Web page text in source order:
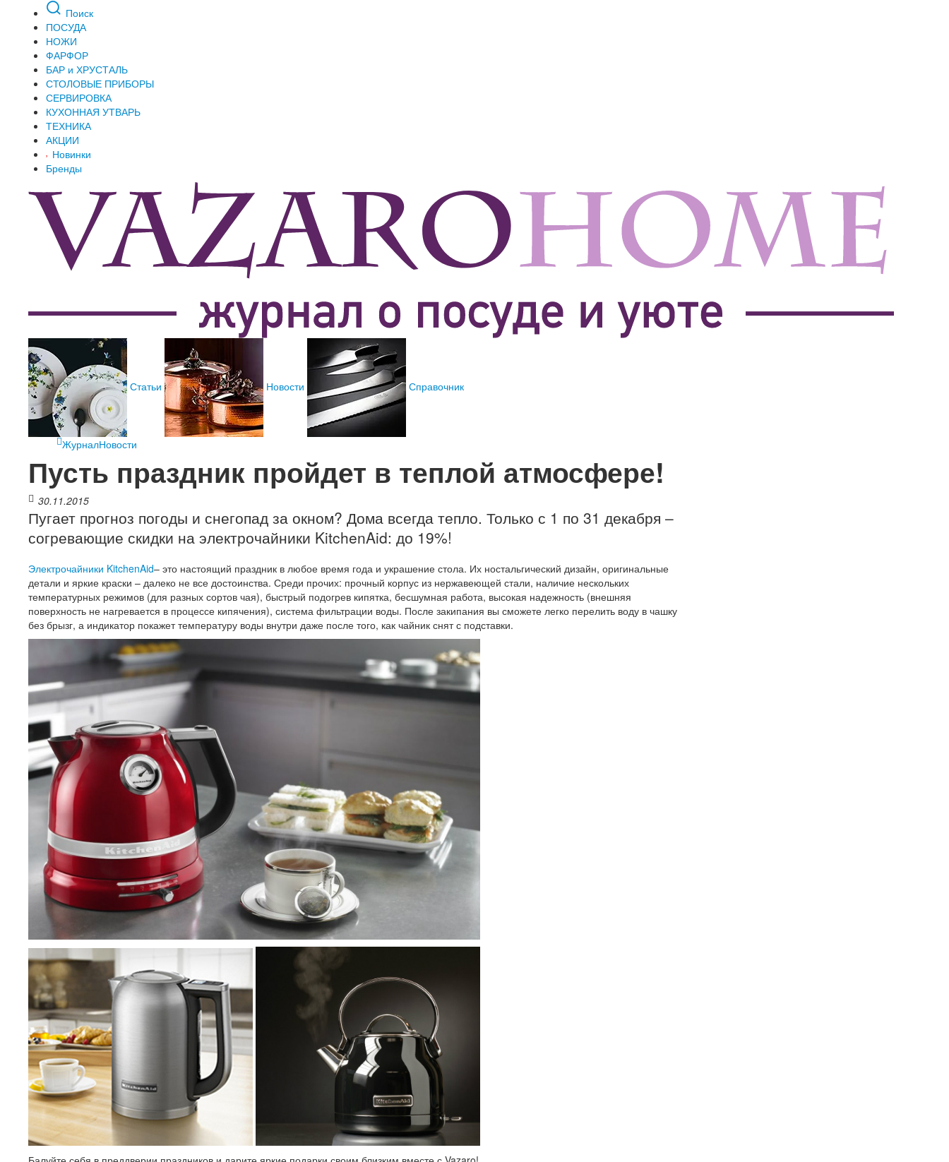
Поиск
ПОСУДА
НОЖИ
ФАРФОР
БАР и ХРУСТАЛЬ
СТОЛОВЫЕ ПРИБОРЫ
СЕРВИРОВКА
КУХОННАЯ УТВАРЬ
ТЕХНИКА
АКЦИИ
Новинки
Бренды
Статьи Новости Справочник
ЖурналНовости
​Пусть праздник пройдет в теплой атмосфере!
30.11.2015
Пугает прогноз погоды и снегопад за окном? Дома всегда тепло. Только с 1 по 31 декабря –
согревающие скидки на электрочайники KitchenAid: до 19%!
Электрочайники KitchenAid– это настоящий праздник в любое время года и украшение стола. Их ностальгический дизайн, оригинальные
детали и яркие краски – далеко не все достоинства. Среди прочих: прочный корпус из нержавеющей стали, наличие нескольких
температурных режимов (для разных сортов чая), быстрый подогрев кипятка, бесшумная работа, высокая надежность (внешняя
поверхность не нагревается в процессе кипячения), система фильтрации воды. После закипания вы сможете легко перелить воду в чашку
без брызг, а индикатор покажет температуру воды внутри даже после того, как чайник снят с подставки.